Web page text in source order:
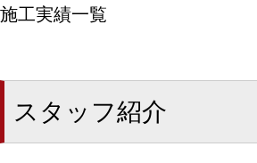
施工実績一覧
スタッフ紹介